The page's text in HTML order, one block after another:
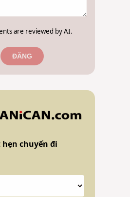
are reviewed by AI.
ĐĂNG
chuyến đi